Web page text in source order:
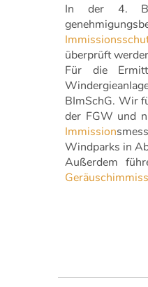
In der 4.
überprüft
Für die
BImSchG. Wir
der FGW und
Immission
Windparks in
Außerdem